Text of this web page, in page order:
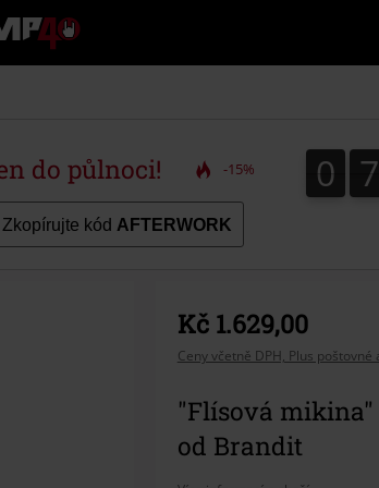
EMP
-
Hudba,
Merch
hráče,
Alternativní
do půlnoci! -15% 0
0 7
7
Zkopírujte kód AFTERWORK
Kč 1.629,00
Ceny včetně DPH, Plus poštovné
"Flísová
od Brandit